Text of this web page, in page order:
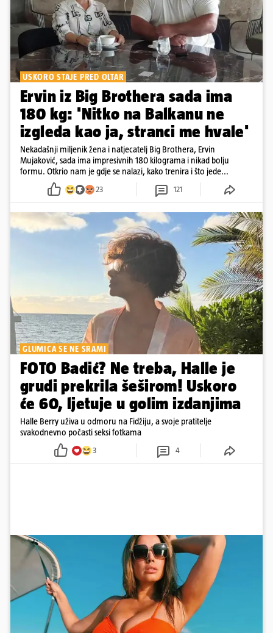
USKORO STAJE PRED OLTAR
Ervin iz Big Brothera sada ima
180 kg: 'Nitko na Balkanu ne
izgleda kao ja, stranci me hvale'
Nekadašnji miljenik žena i natjecatelj Big Brothera, Ervin
Mujaković, sada ima impresivnih 180 kilograma i nikad bolju
formu. Otkrio nam je gdje se nalazi, kako trenira i što jede...
23 121
GLUMICA SE NE SRAMI
FOTO Badić? Ne treba, Halle je
grudi prekrila šeširom! Uskoro
će 60, ljetuje u golim izdanjima
Halle Berry uživa u odmoru na Fidžiju, a svoje pratitelje
svakodnevno počasti seksi fotkama
3 4